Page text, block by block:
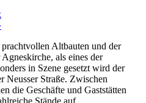
Altbauten und der
als eines der
in Szene gesetzt wird der
Neusser Straße. Zwischen
die Geschäfte und Gaststätten